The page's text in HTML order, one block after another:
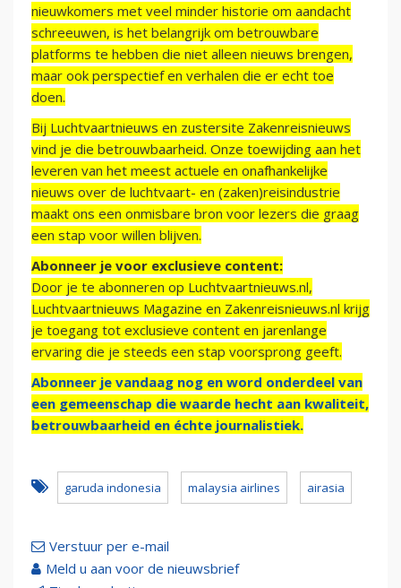
nieuwkomers met veel minder historie om aandacht
schreeuwen, is het belangrijk om betrouwbare
platforms te hebben die niet alleen nieuws brengen,
maar ook perspectief en verhalen die er echt toe
doen.
Bij Luchtvaartnieuws en zustersite Zakenreisnieuws
vind je die betrouwbaarheid. Onze toewijding aan het
leveren van het meest actuele en onafhankelijke
nieuws over de luchtvaart- en (zaken)reisindustrie
maakt ons een onmisbare bron voor lezers die graag
een stap voor willen blijven.
Abonneer je voor exclusieve content:
Door je te abonneren op Luchtvaartnieuws.nl,
Luchtvaartnieuws Magazine en Zakenreisnieuws.nl krijg
je toegang tot exclusieve content en jarenlange
ervaring die je steeds een stap voorsprong geeft.
Abonneer je vandaag nog en word onderdeel van
een gemeenschap die waarde hecht aan kwaliteit,
betrouwbaarheid en échte journalistiek.
garuda indonesia malaysia airlines airasia
Verstuur per e-mail
Meld u aan voor de nieuwsbrief